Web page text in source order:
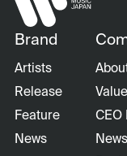
Brand
Artists
Release
Feature
News
CEO
News